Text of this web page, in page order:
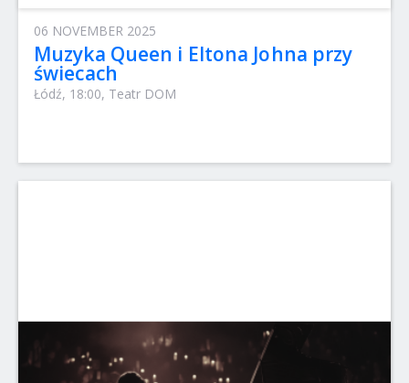
06 NOVEMBER 2025
Muzyka Queen i Eltona Johna przy
świecach
Łódź, 18:00, Teatr DOM